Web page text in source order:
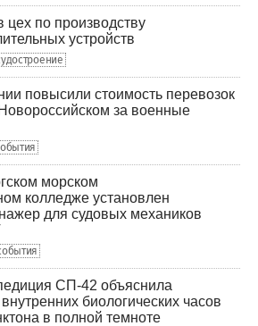
по производству
устройств
повысили стоимость перевозок
за военные
морском
колледже установлен
для судовых механиков
СП-42 объяснила
биологических часов
в полной темноте